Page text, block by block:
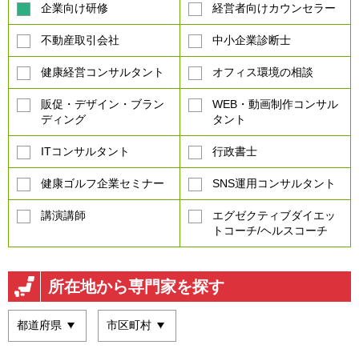
企業向け研修 経営者向けカウンセラー
不動産取引会社 中小企業診断士
健康経営コンサルタント オフィス環境の相談
販促・デザイン・ブラン
ディング
WEB・動画制作コンサル
タント
ITコンサルタント 行政書士
健康ゴルフ企業セミナー SNS運用コンサルタント
講演講師
エグゼクティブダイエッ
トコーチ/ヘルスコーチ
所在地から専門家を探す